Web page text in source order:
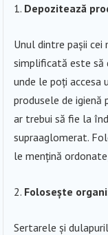
Depozitează
Unul dintre pașii
simplificată este să
unde le poți accesa
produsele de
ar trebui să fie la
supraaglomerat.
le mențină
Folosește
Sertarele și